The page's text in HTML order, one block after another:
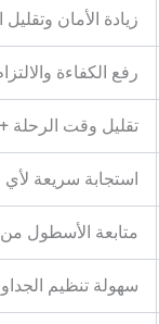
زيادة الأمان
رفع الكفاءة
تقليل وقت الرحلة +
استجابة سريعة
متابعة الأسطول
سهولة تنظيم